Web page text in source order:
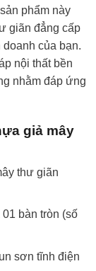
phẩm này
giãn đẳng cấp
của bạn.
nội thất bền
nhằm đáp ứng
giả mây
thư giãn
bàn tròn (số
sơn tĩnh điện